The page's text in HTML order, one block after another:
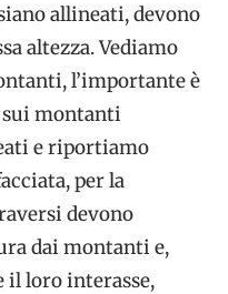
allineati, devono
altezza. Vediamo
l’importante è
sui montanti
e riportiamo
per la
devono
dai montanti e,
il loro interasse,